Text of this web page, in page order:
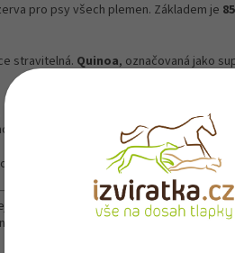
pro psy všech plemen. Základem je
stravitelná. Quinoa, označovaná jako
je zdrojem železa,
vůní a působí protizánětlivě.
Je ideální jak pro každodenní
bazalka, vitaminy a minerály.Analytické
E (3a700) 150 mg, zinek (3b610) 15 mg,